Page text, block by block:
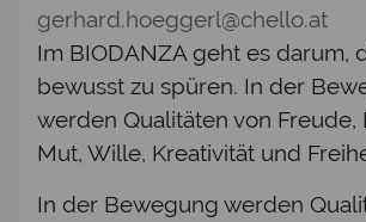
gerhard.hoeggerl@chello.at
Im BIODANZA geht es darum,
bewusst zu spüren. In der
werden Qualitäten von Freude,
Mut, Wille, Kreativität und
In der Bewegung werden